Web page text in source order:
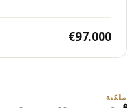
€97.000
ملكية